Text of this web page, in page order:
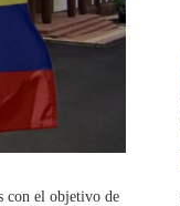
con el objetivo de